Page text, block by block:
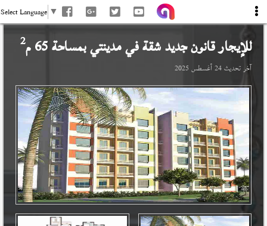
Select Language ▼
للإيجار قانون جديد شقة فيمدينتيبمساحة 65 م 2
آخر تحديث24 أغسطس 2025